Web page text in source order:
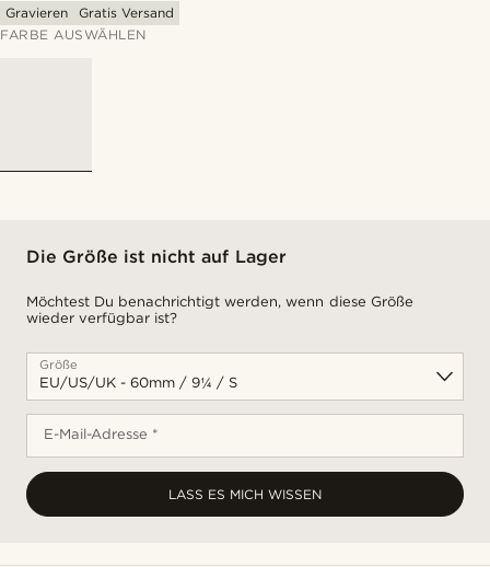
Gravieren
Gratis Versand
FARBE AUSWÄHLEN
Die Größe ist nicht auf Lager
Möchtest Du benachrichtigt werden, wenn diese Größe
wieder verfügbar ist?
Größe
E-Mail-Adresse *
LASS ES MICH WISSEN